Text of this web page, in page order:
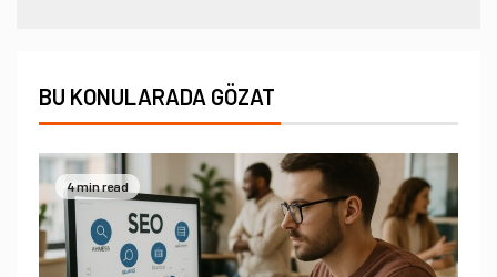
BU KONULARADA GÖZAT
4 min read